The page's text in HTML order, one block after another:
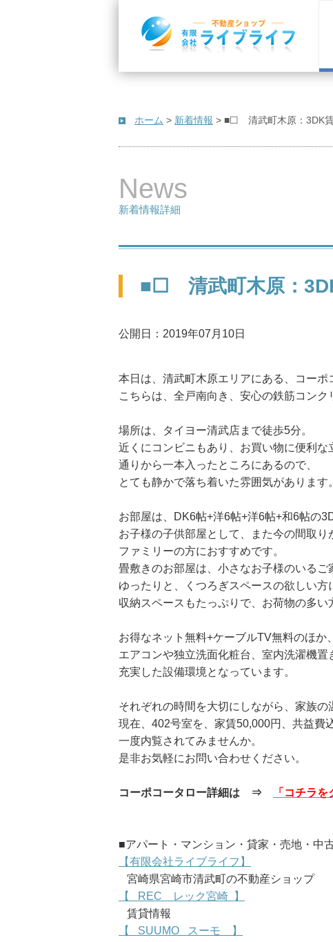
ホーム > 新着情報 > ■☐ 清武町木原：3DK
News
新着情報詳細
■☐ 清武町木原：
公開日：2019年07月10日
本日は、清武町木原エリアにある、コーポ
こちらは、全戸南向き、安心の鉄筋コンク
場所は、タイヨー清武店まで徒歩5分。
近くにコンビニもあり、お買い物に便利な
通りから一本入ったところにあるので、
とても静かで落ち着いた雰囲気があります。
お部屋は、DK6帖+洋6帖+洋6帖+和6帖の
お子様の子供部屋として、また今の間取り
ファミリーの方におすすめです。
畳敷きのお部屋は、小さなお子様のいるご
ゆったりと、くつろぎスペースの欲しい方
収納スペースもたっぷりで、お荷物の多い
お得なネット無料+ケーブルTV無料のほか、
エアコンや独立洗面化粧台、室内洗濯機置
充実した設備環境となっています。
それぞれの時間を大切にしながら、家族の
現在、402号室を、家賃50,000円、共益費
一度内覧されてみませんか。
是非お気軽にお問い合わせください。
コーポコータロー詳細は ⇒ 「 コチラを
■アパート・マンション・貸家・売地・中
【有限会社ライブライフ】
宮崎県宮崎市清武町の不動産ショップ
【 REC レック宮崎 】
賃貸情報
【 SUUMO スーモ 】